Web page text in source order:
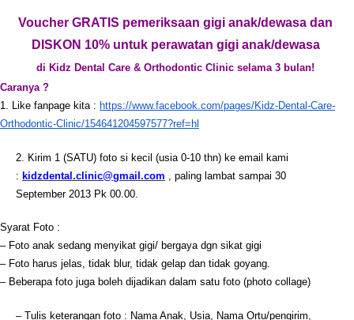
Voucher GRATIS pemeriksaan gigi anak/dewasa dan
DISKON 10% untuk perawatan gigi anak/dewasa
di Kidz Dental Care & Orthodontic Clinic selama 3 bulan!
Caranya ?
1. Like fanpage kita : https://www.facebook.com/pages/Kidz-Dental-Care-
Orthodontic-Clinic/154641204597577?ref=hl
2. Kirim 1 (SATU) foto si kecil (usia 0-10 thn) ke email kami
: kidzdental.clinic@gmail.com , paling lambat sampai 30
September 2013 Pk 00.00.
Syarat Foto :
– Foto anak sedang menyikat gigi/ bergaya dgn sikat gigi
– Foto harus jelas, tidak blur, tidak gelap dan tidak goyang.
– Beberapa foto juga boleh dijadikan dalam satu foto (photo collage)
– Tulis keterangan foto : Nama Anak, Usia, Nama Ortu/pengirim,